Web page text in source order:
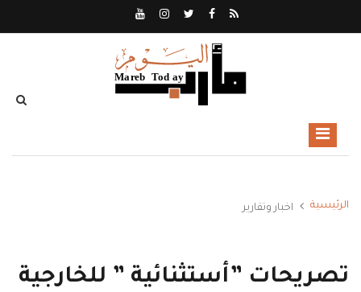
الرئيسية اخبار وتقارير
تصريحات ”أستثنائية ” للخارجية